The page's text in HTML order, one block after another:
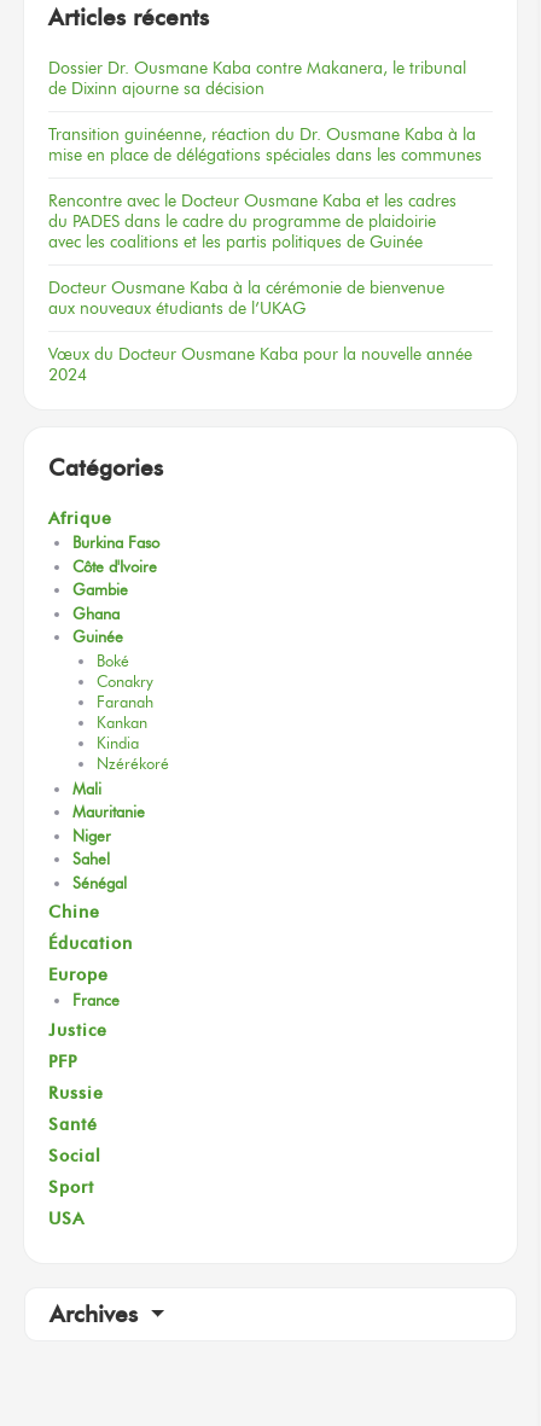
Articles récents
Dossier Dr. Ousmane Kaba contre Makanera, le tribunal
de Dixinn ajourne sa décision
Transition guinéenne, réaction du Dr. Ousmane Kaba à la
mise en place de délégations spéciales dans les communes
Rencontre avec le Docteur Ousmane Kaba et les cadres
du PADES dans le cadre du programme de plaidoirie
avec les coalitions et les partis politiques de Guinée
Docteur Ousmane Kaba à la cérémonie de bienvenue
aux nouveaux étudiants de l’UKAG
Vœux du Docteur Ousmane Kaba pour la nouvelle année
2024
Catégories
Afrique
Burkina Faso
Côte d'Ivoire
Gambie
Ghana
Guinée
Boké
Conakry
Faranah
Kankan
Kindia
Nzérékoré
Mali
Mauritanie
Niger
Sahel
Sénégal
Chine
Éducation
Europe
France
Justice
PFP
Russie
Santé
Social
Sport
USA
Archives